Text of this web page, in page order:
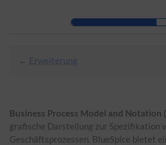
Zur Hauptnavigation
← Erweiterung
Business Process Model and Notation
grafische Darstellung zur Spezifikation
Geschäftsprozessen. BlueSpice bietet